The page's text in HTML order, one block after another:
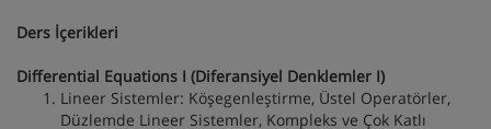
Ders İçerikleri
Differential Equations I (Diferansiyel Denklemler I)
Lineer Sistemler: Köşegenleştirme, Üstel Operatörler,
Düzlemde Lineer Sistemler, Kompleks ve Çok Katlı